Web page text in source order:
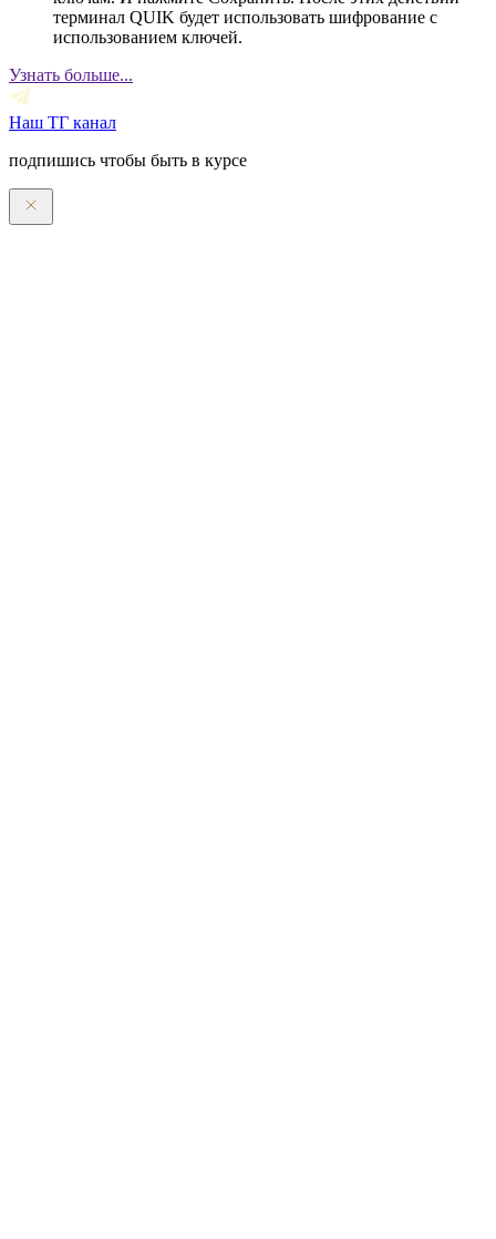
терминал QUIK будет использовать шифрование с
использованием ключей.
Узнать больше...
Наш ТГ канал
подпишись чтобы быть в курсе